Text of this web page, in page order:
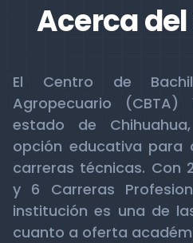
Acerca del
El Centro de
Agropecuario
estado de
opción educativa para
carreras técnicas. Con
y 6 Carreras
institución es una de
cuanto a oferta